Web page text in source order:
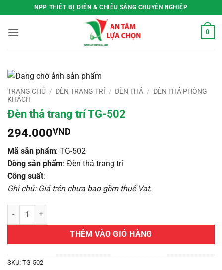
qua
nội
NPP THIẾT BỊ ĐIỆN & CHIẾU SÁNG CHUYÊN NGHIỆP
0
TRANG CHỦ / ĐÈN TRANG TRÍ / ĐÈN THẢ / ĐÈN THẢ PHÒNG
KHÁCH
Đèn thả trang trí TG-502
294.000VND
Mã sản phẩm: TG-502
Dòng sản phẩm: Đèn thả trang trí
Công suất:
Ghi chú: Giá trên chưa bao gồm thuế Vat.
Đèn thả trang trí TG-502 số lượng
THÊM VÀO GIỎ HÀNG
SKU: TG-502